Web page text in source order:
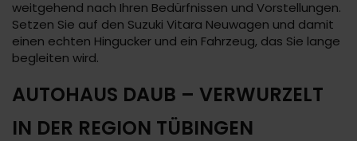
weitgehend nach Ihren Bedürfnissen und Vorstellungen.
Setzen Sie auf den Suzuki Vitara Neuwagen und damit
einen echten Hingucker und ein Fahrzeug, das Sie lange
begleiten wird.
AUTOHAUS DAUB – VERWURZELT
IN DER REGION TÜBINGEN